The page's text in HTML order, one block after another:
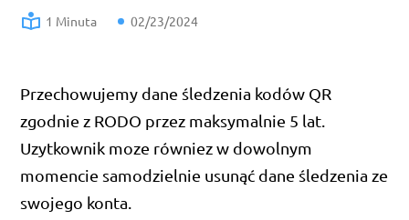
1 Minuta 02/23/2024
Przechowujemy dane śledzenia kodów QR
zgodnie z RODO przez maksymalnie 5 lat.
Uzytkownik moze równiez w dowolnym
momencie samodzielnie usunąć dane śledzenia ze
swojego konta.